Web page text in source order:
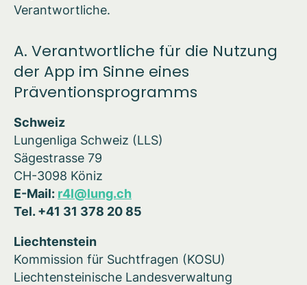
Verantwortliche.
A. Verantwortliche für die Nutzung
der App im Sinne eines
Präventionsprogramms
Schweiz
Lungenliga Schweiz (LLS)
Sägestrasse 79
CH-3098 Köniz
E-Mail: r4l@lung.ch
Tel. +41 31 378 20 85
Liechtenstein
Kommission für Suchtfragen (KOSU)
Liechtensteinische Landesverwaltung